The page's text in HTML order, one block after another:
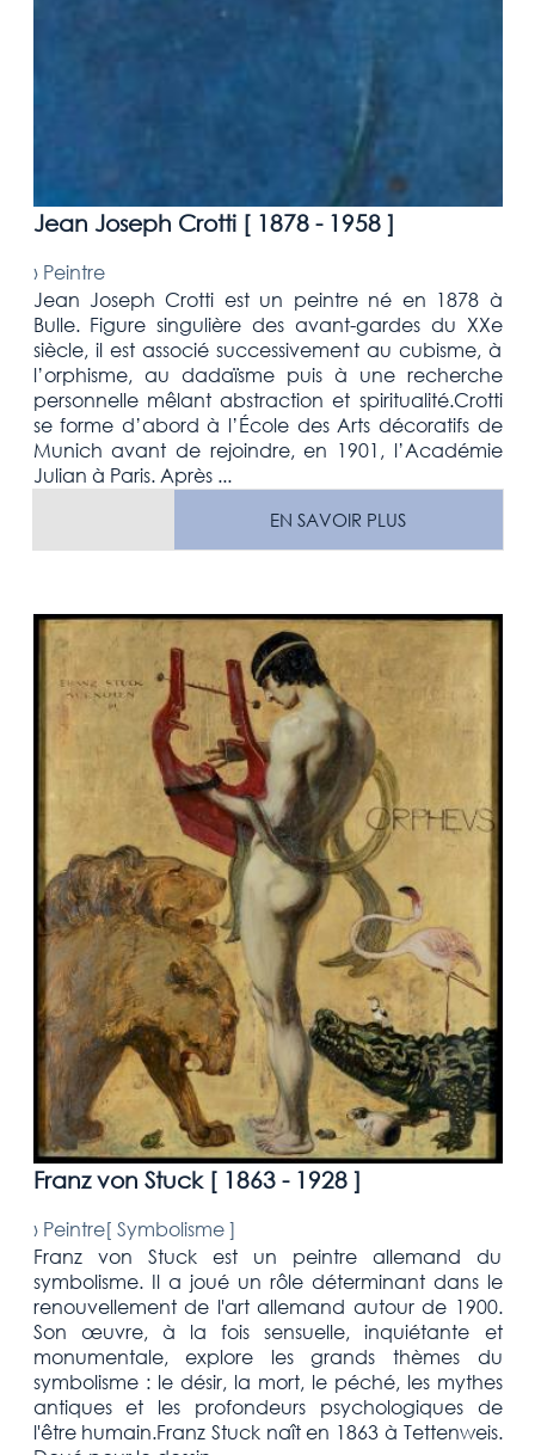
Jean Joseph Crotti [ 1878 - 1958]
› Peintre
Jean Joseph Crotti est un peintre né en 1878 à
Bulle. Figure singulière des avant-gardes du XXe
siècle, il est associé successivement au cubisme, à
l’orphisme, au dadaïsme puis à une recherche
personnelle mêlant abstraction et spiritualité.Crotti
se forme d’abord à l’École des Arts décoratifs de
Munich avant de rejoindre, en 1901, l’Académie
Julian à Paris. Après ...
EN SAVOIR PLUS
Franz von Stuck [ 1863 - 1928]
› Peintre[ Symbolisme]
Franz von Stuck est un peintre allemand du
symbolisme. Il a joué un rôle déterminant dans le
renouvellement de l'art allemand autour de 1900.
Son œuvre, à la fois sensuelle, inquiétante et
monumentale, explore les grands thèmes du
symbolisme : le désir, la mort, le péché, les mythes
antiques et les profondeurs psychologiques de
l'être humain.Franz Stuck naît en 1863 à Tettenweis.